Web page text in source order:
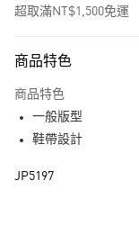
超取滿NT$1,500免運
LINE Pay
街口支付
商品特色
商品特色
一般版型
鞋帶設計
JP5197